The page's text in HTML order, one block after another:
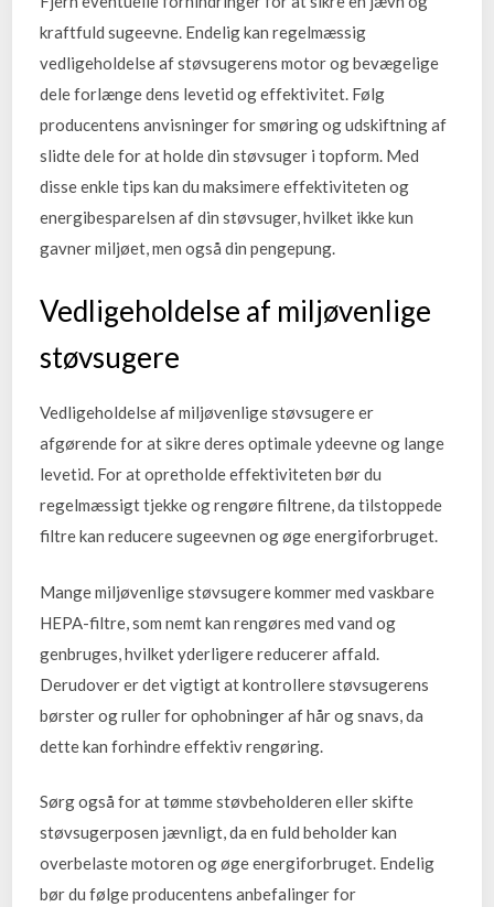
kraftfuld sugeevne. Endelig kan regelmæssig
vedligeholdelse af støvsugerens motor og bevægelige
dele forlænge dens levetid og effektivitet. Følg
producentens anvisninger for smøring og udskiftning af
slidte dele for at holde din støvsuger i topform. Med
disse enkle tips kan du maksimere effektiviteten og
energibesparelsen af din støvsuger, hvilket ikke kun
gavner miljøet, men også din pengepung.
Vedligeholdelse af miljøvenlige
støvsugere
Vedligeholdelse af miljøvenlige støvsugere er
afgørende for at sikre deres optimale ydeevne og lange
levetid. For at opretholde effektiviteten bør du
regelmæssigt tjekke og rengøre filtrene, da tilstoppede
filtre kan reducere sugeevnen og øge energiforbruget.
Mange miljøvenlige støvsugere kommer med vaskbare
HEPA-filtre, som nemt kan rengøres med vand og
genbruges, hvilket yderligere reducerer affald.
Derudover er det vigtigt at kontrollere støvsugerens
børster og ruller for ophobninger af hår og snavs, da
dette kan forhindre effektiv rengøring.
Sørg også for at tømme støvbeholderen eller skifte
støvsugerposen jævnligt, da en fuld beholder kan
overbelaste motoren og øge energiforbruget. Endelig
bør du følge producentens anbefalinger for